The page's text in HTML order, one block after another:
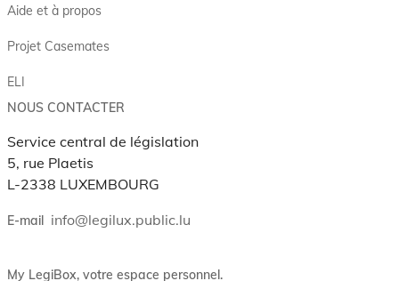
Aide et à propos
Projet Casemates
ELI
NOUS CONTACTER
Service central de législation
5, rue Plaetis
L-2338 LUXEMBOURG
E-mail info@legilux.public.lu
My LegiBox, votre espace personnel.